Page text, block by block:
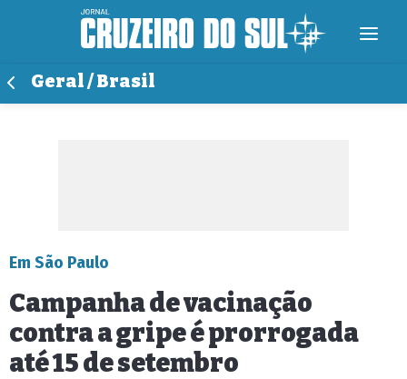
Geral / Brasil
Em São Paulo
Campanha de vacinação
contra a gripe é prorrogada
até 15 de setembro